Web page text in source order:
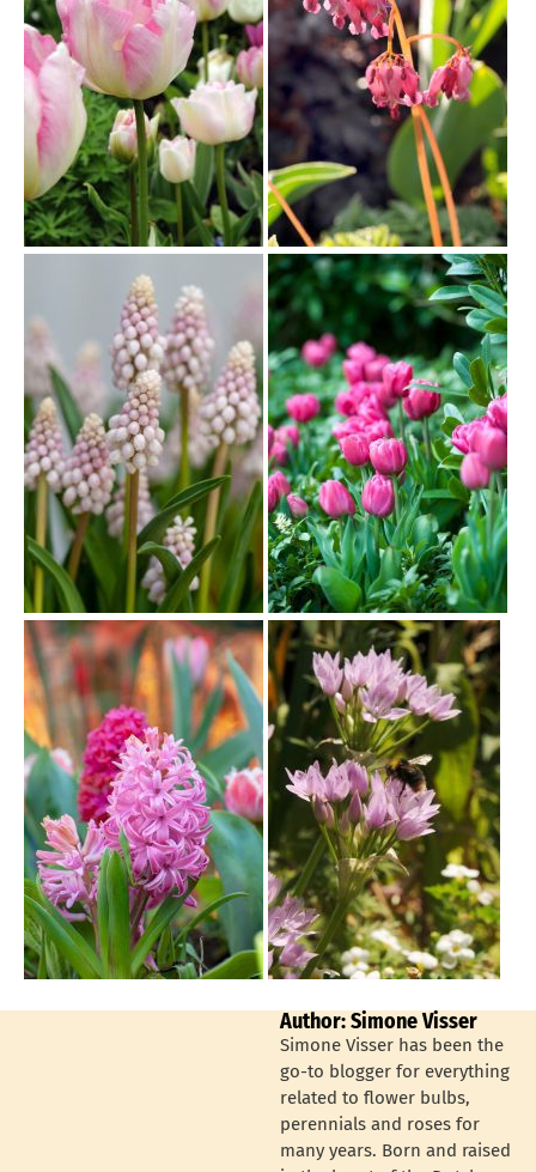
Author: Simone Visser
Simone Visser has been the
go-to blogger for everything
related to flower bulbs,
perennials and roses for
many years. Born and raised